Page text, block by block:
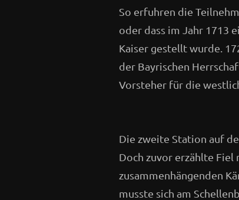
So erfuhren die
oder dass im Jahr 1713
Kaiser gestellt wurde.
der Bayrischen
Vorsteher für die
Die zweite Station auf
Doch zuvor erzählte Fiel
zusammenhängenden
musste sich am